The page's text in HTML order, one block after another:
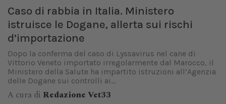
Caso di rabbia in Italia. Ministero
istruisce le Dogane, allerta sui rischi
d’importazione
Dopo la conferma del caso di Lyssavirus nel cane di
Vittorio Veneto importato irregolarmente dal Marocco, il
Ministero della Salute ha impartito istruzioni all’Agenzia
delle Dogane sui controlli ai...
A cura di Redazione Vet33